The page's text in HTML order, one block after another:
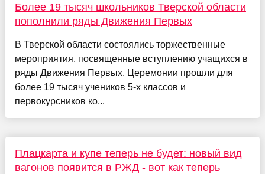
Более 19 тысяч школьников Тверской области
пополнили ряды Движения Первых
В Тверской области состоялись торжественные
мероприятия, посвященные вступлению учащихся в
ряды Движения Первых. Церемонии прошли для
более 19 тысяч учеников 5-х классов и
первокурсников ко...
Плацкарта и купе теперь не будет: новый вид
вагонов появится в РЖД - вот как теперь